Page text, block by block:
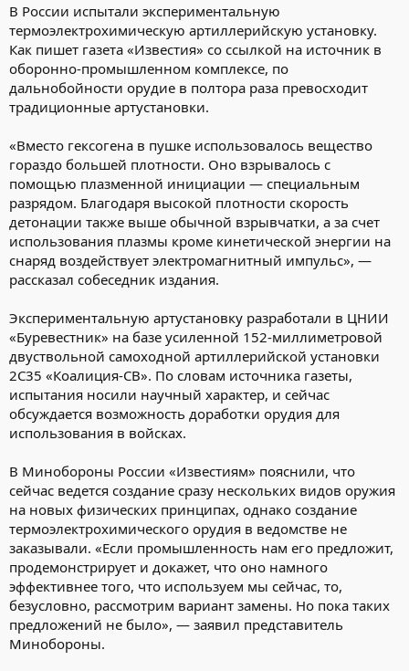
В России испытали экспериментальную
термоэлектрохимическую артиллерийскую установку.
Как пишет газета «Известия» со ссылкой на источник в
оборонно-промышленном комплексе, по
дальнобойности орудие в полтора раза превосходит
традиционные артустановки.
«Вместо гексогена в пушке использовалось вещество
гораздо большей плотности. Оно взрывалось с
помощью плазменной инициации — специальным
разрядом. Благодаря высокой плотности скорость
детонации также выше обычной взрывчатки, а за счет
использования плазмы кроме кинетической энергии на
снаряд воздействует электромагнитный импульс», —
рассказал собеседник издания.
Экспериментальную артустановку разработали в ЦНИИ
«Буревестник» на базе усиленной 152-миллиметровой
двуствольной самоходной артиллерийской установки
2С35 «Коалиция-СВ». По словам источника газеты,
испытания носили научный характер, и сейчас
обсуждается возможность доработки орудия для
использования в войсках.
В Минобороны России «Известиям» пояснили, что
сейчас ведется создание сразу нескольких видов оружия
на новых физических принципах, однако создание
термоэлектрохимического орудия в ведомстве не
заказывали. «Если промышленность нам его предложит,
продемонстрирует и докажет, что оно намного
эффективнее того, что используем мы сейчас, то,
безусловно, рассмотрим вариант замены. Но пока таких
предложений не было», — заявил представитель
Минобороны.